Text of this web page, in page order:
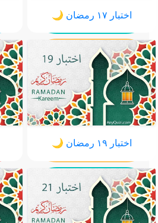
اختبار ١٧ رمضان 🌙
اختبار ١٩ رمضان 🌙